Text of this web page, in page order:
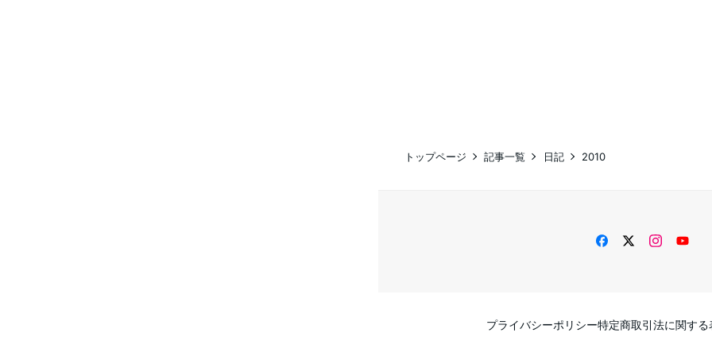
トップページ 記事一覧 日記 2010
facebooktwitter
プライバシーポリシー特定商取引法に関する